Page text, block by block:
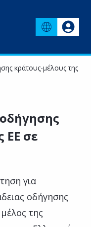
κράτους-μέλους της ΕΕ
ΕΕ σε
για
οδήγησης
της